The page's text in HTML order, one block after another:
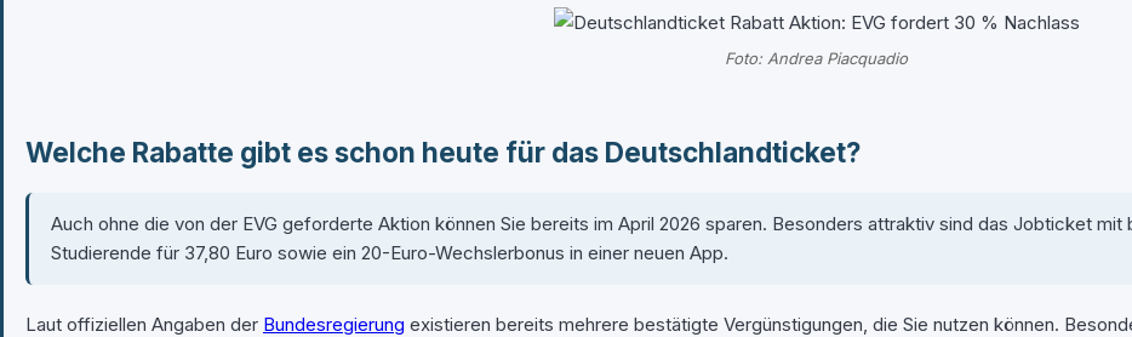
Foto: Andrea Piacquadio
Welche Rabatte gibt es schon heute für das Deutschlandticket?
Auch ohne die von der EVG geforderte Aktion können Sie bereits im April 2026 sparen. Besonders attraktiv sind das Jobticket
Studierende für 37,80 Euro sowie ein 20-Euro-Wechslerbonus in einer neuen App.
Laut offiziellen Angaben der Bundesregierung existieren bereits mehrere bestätigte Vergünstigungen, die Sie nutzen können.